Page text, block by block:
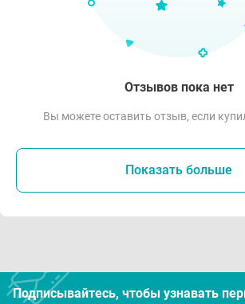
Отзывов пока нет
Вы можете оставить отзыв, если
Показать больше
Подписывайтесь, чтобы узнавать